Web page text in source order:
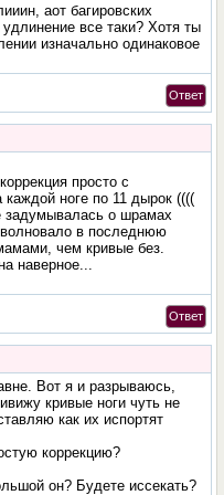
аот багировских
все таки? Хотя ты
изначально одинаковое
Ответ
просто с
ноге по 11 дырок ((((
задумывалась о шрамах
в последнюю
чем кривые без.
наверное...
Ответ
Вот я и разрываюсь,
кривые ноги чуть не
как их испортят
коррекцию?
он? Будете иссекать?